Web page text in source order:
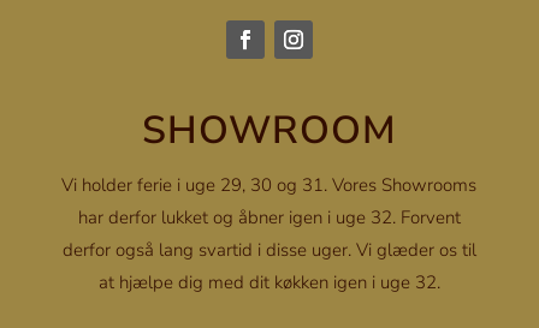
SHOWROOM
Vi holder ferie i uge 29, 30 og 31. Vores Showrooms
har derfor lukket og åbner igen i uge 32. Forvent
derfor også lang svartid i disse uger. Vi glæder os til
at hjælpe dig med dit køkken igen i uge 32.